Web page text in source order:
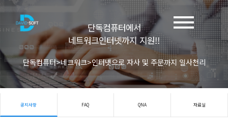
단독컴퓨터에서
네트워크인터넷까지 지원!!
단독컴퓨터>네크워크>인터넷으로 자사 및 주문까지 일사천리
공지사항 FAQ QNA 자료실